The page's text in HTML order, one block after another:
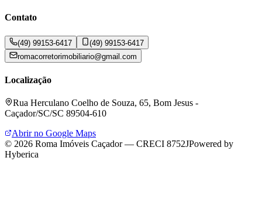
Contato
(49) 99153-6417
(49) 99153-6417
romacorretorimobiliario@gmail.com
Localização
Rua Herculano Coelho de Souza, 65, Bom Jesus -
Caçador/SC/SC 89504-610
Abrir no Google Maps
© 2026 Roma Imóveis Caçador— CRECI 8752JPowered by
Hyberica